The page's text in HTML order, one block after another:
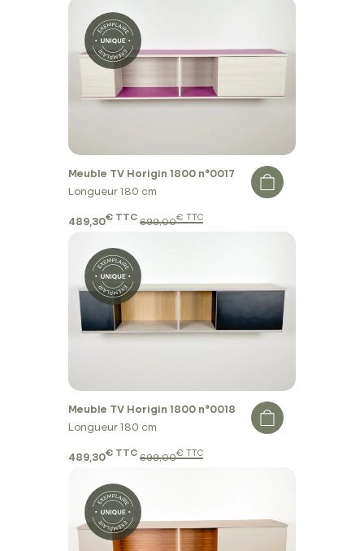
Meuble TV Horigin 1800 n°0017
Longueur 180 cm
489,30€ TTC
699,00
€ TTC
Meuble TV Horigin 1800 n°0018
Longueur 180 cm
489,30€ TTC
699,00
€ TTC